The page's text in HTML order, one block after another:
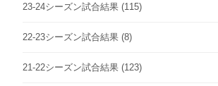
23-24シーズン試合結果 (115)
22-23シーズン試合結果 (8)
21-22シーズン試合結果 (123)